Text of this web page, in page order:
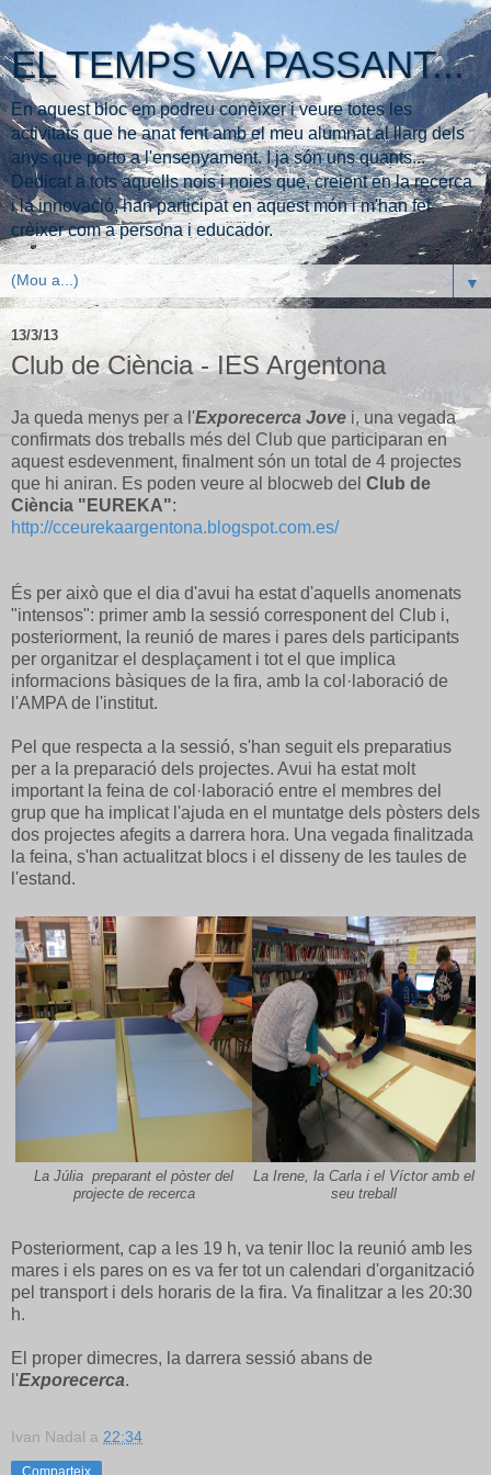
EL TEMPS VA PASSANT...
En aquest bloc em podreu conèixer i veure totes les
activitats que he anat fent amb el meu alumnat al llarg dels
anys que porto a l'ensenyament. I ja són uns quants...
Dedicat a tots aquells nois i noies que, creient en la recerca
i la innovació, han participat en aquest món i m'han fet
crèixer com a persona i educador.
▼
13/3/13
Club de Ciència - IES Argentona
Ja queda menys per a l'Exporecerca Jovei, una vegada
confirmats dos treballs més del Club que participaran en
aquest esdevenment, finalment són un total de 4 projectes
que hi aniran. Es poden veure al blocweb del Club de
Ciència "EUREKA":
http://cceurekaargentona.blogspot.com.es/
És per això que el dia d'avui ha estat d'aquells anomenats
"intensos": primer amb la sessió corresponent del Club i,
posteriorment, la reunió de mares i pares dels participants
per organitzar el desplaçament i tot el que implica
informacions bàsiques de la fira, amb la col·laboració de
l'AMPA de l'institut.
Pel que respecta a la sessió, s'han seguit els preparatius
per a la preparació dels projectes. Avui ha estat molt
important la feina de col·laboració entre el membres del
grup que ha implicat l'ajuda en el muntatge dels pòsters dels
dos projectes afegits a darrera hora. Una vegada finalitzada
la feina, s'han actualitzat blocs i el disseny de les taules de
l'estand.
La Júlia preparant el pòster del
projecte de recerca
La Irene, la Carla i el Víctor amb el
seu treball
Posteriorment, cap a les 19 h, va tenir lloc la reunió amb les
mares i els pares on es va fer tot un calendari d'organització
pel transport i dels horaris de la fira. Va finalitzar a les 20:30
h.
El proper dimecres, la darrera sessió abans de
l'Exporecerca.
Ivan Nadal a 22:34
Comparteix